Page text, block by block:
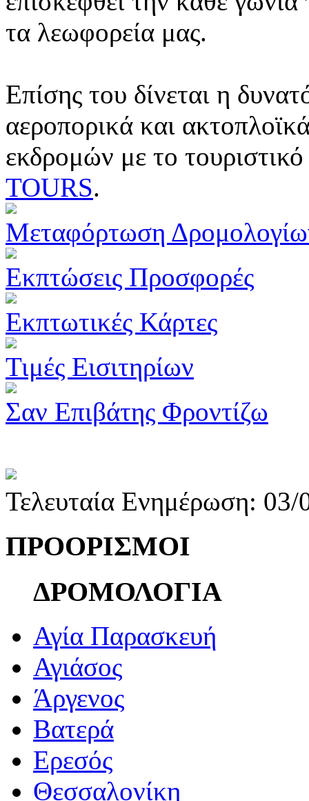
τα λεωφορεία μας.
Επίσης του δίνεται η
αεροπορικά και
εκδρομών με το
TOURS.
Μεταφόρτωση
Εκπτώσεις Προσφορές
Εκπτωτικές Κάρτες
Τιμές Εισιτηρίων
Σαν Επιβάτης Φροντίζω
Τελευταία Ενημέρωση:
ΠΡΟΟΡΙΣΜΟΙ
ΔΡΟΜΟΛΟΓΙΑ
Αγία Παρασκευή
Αγιάσος
Άργενος
Βατερά
Ερεσός
Θεσσαλονίκη